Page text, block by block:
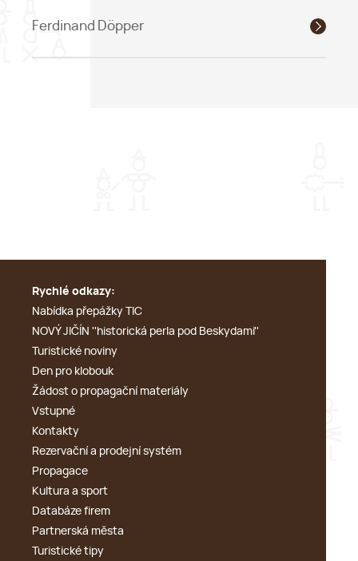
Ferdinand Döpper
Rychlé odkazy:
Nabídka přepážky TIC
NOVÝ JIČÍN ''historická perla pod Beskydami''
Turistické noviny
Den pro klobouk
Žádost o propagační materiály
Vstupné
Kontakty
Rezervační a prodejní systém
Propagace
Kultura a sport
Databáze firem
Partnerská města
Turistické tipy